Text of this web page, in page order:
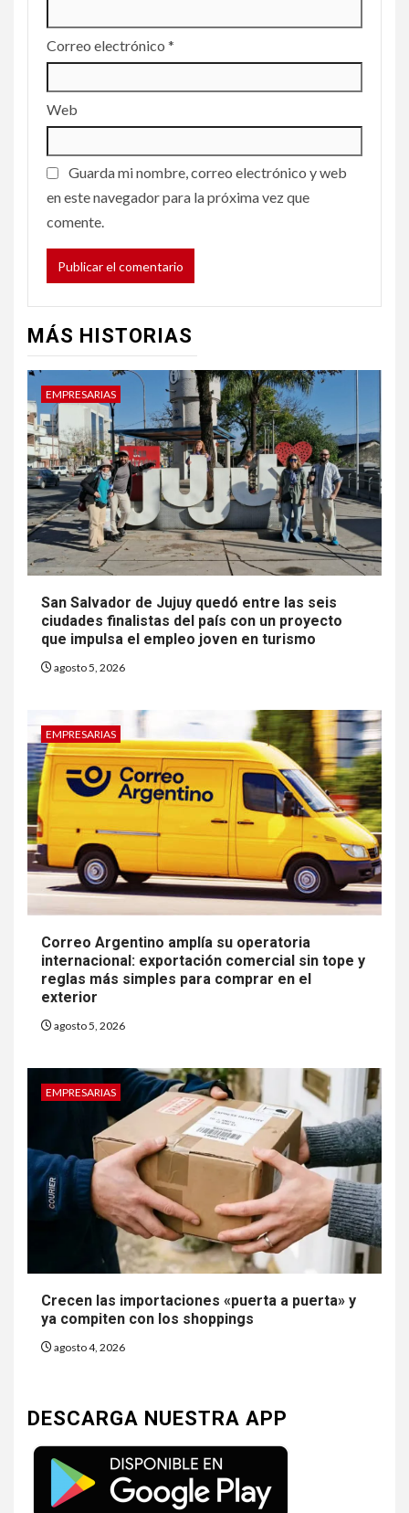
Correo electrónico *
Web
Guarda mi nombre, correo electrónico y web
en este navegador para la próxima vez que
comente.
MÁS HISTORIAS
EMPRESARIAS
San Salvador de Jujuy quedó entre las seis
ciudades finalistas del país con un proyecto
que impulsa el empleo joven en turismo
agosto 5, 2026
EMPRESARIAS
Correo Argentino amplía su operatoria
internacional: exportación comercial sin tope y
reglas más simples para comprar en el
exterior
agosto 5, 2026
EMPRESARIAS
Crecen las importaciones «puerta a puerta» y
ya compiten con los shoppings
agosto 4, 2026
DESCARGA NUESTRA APP